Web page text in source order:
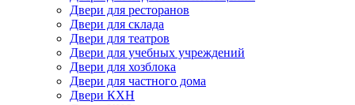
Двери для ресторанов
Двери для склада
Двери для театров
Двери для учебных учреждений
Двери для хозблока
Двери для частного дома
Двери КХН